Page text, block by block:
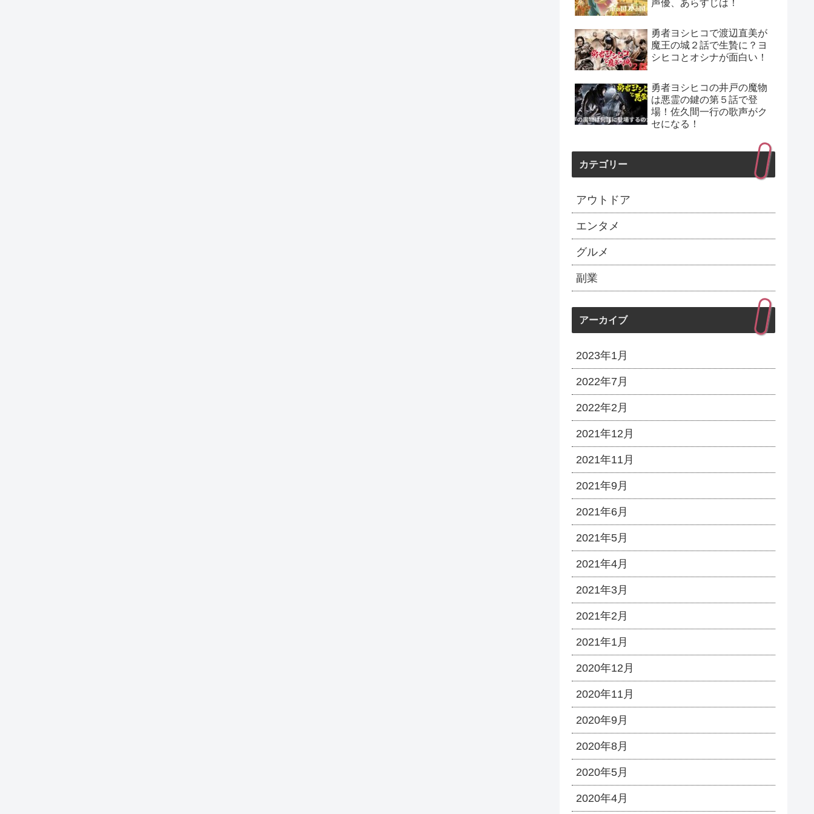
声優、あらすじは！
勇者ヨシヒコで渡辺直美が
魔王の城２話で生贄に？ヨ
シヒコとオシナが面白い！
勇者ヨシヒコの井戸の魔物
は悪霊の鍵の第５話で登
場！佐久間一行の歌声がク
セになる！
カテゴリー
アウトドア
エンタメ
グルメ
副業
アーカイブ
2023年1月
2022年7月
2022年2月
2021年12月
2021年11月
2021年9月
2021年6月
2021年5月
2021年4月
2021年3月
2021年2月
2021年1月
2020年12月
2020年11月
2020年9月
2020年8月
2020年5月
2020年4月